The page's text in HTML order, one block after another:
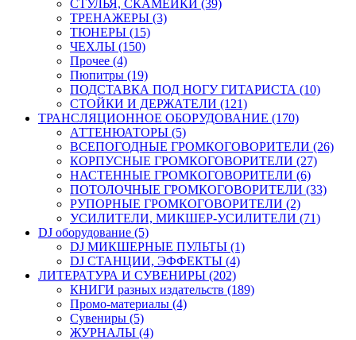
СТУЛЬЯ, СКАМЕЙКИ (39)
ТРЕНАЖЕРЫ (3)
ТЮНЕРЫ (15)
ЧЕХЛЫ (150)
Прочее (4)
Пюпитры (19)
ПОДСТАВКА ПОД НОГУ ГИТАРИСТА (10)
СТОЙКИ И ДЕРЖАТЕЛИ (121)
ТРАНСЛЯЦИОННОЕ ОБОРУДОВАНИЕ (170)
АТТЕНЮАТОРЫ (5)
ВСЕПОГОДНЫЕ ГРОМКОГОВОРИТЕЛИ (26)
КОРПУСНЫЕ ГРОМКОГОВОРИТЕЛИ (27)
НАСТЕННЫЕ ГРОМКОГОВОРИТЕЛИ (6)
ПОТОЛОЧНЫЕ ГРОМКОГОВОРИТЕЛИ (33)
РУПОРНЫЕ ГРОМКОГОВОРИТЕЛИ (2)
УСИЛИТЕЛИ, МИКШЕР-УСИЛИТЕЛИ (71)
DJ оборудование (5)
DJ МИКШЕРНЫЕ ПУЛЬТЫ (1)
DJ СТАНЦИИ, ЭФФЕКТЫ (4)
ЛИТЕРАТУРА И СУВЕНИРЫ (202)
КНИГИ разных издательств (189)
Промо-материалы (4)
Сувениры (5)
ЖУРНАЛЫ (4)